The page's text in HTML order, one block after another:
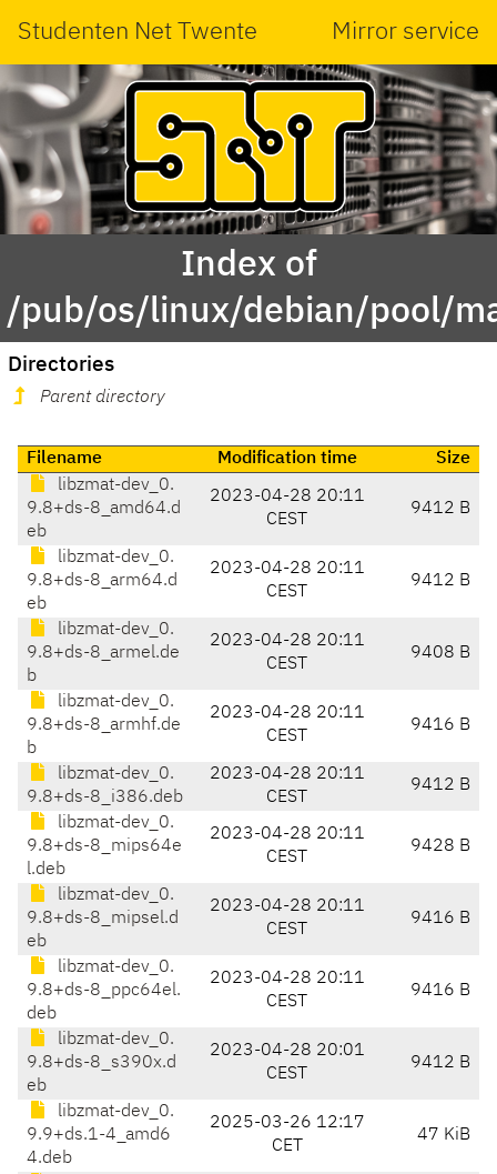
Studenten Net Twente Mirror service
Index of
/pub/os/linux/debian/pool/
Directories
Parent directory
Filename Modification time
Size
libzmat-dev_0.
9.8+ds-8_amd64.d
eb
2023-04-28 20:11
CEST
9412 B
libzmat-dev_0.
9.8+ds-8_arm64.d
eb
2023-04-28 20:11
CEST
9412 B
libzmat-dev_0.
9.8+ds-8_armel.de
b
2023-04-28 20:11
CEST
9408 B
libzmat-dev_0.
9.8+ds-8_armhf.de
b
2023-04-28 20:11
CEST
9416 B
libzmat-dev_0.
9.8+ds-8_i386.deb
2023-04-28 20:11
CEST
9412 B
libzmat-dev_0.
9.8+ds-8_mips64e
l.deb
2023-04-28 20:11
CEST
9428 B
libzmat-dev_0.
9.8+ds-8_mipsel.d
eb
2023-04-28 20:11
CEST
9416 B
libzmat-dev_0.
9.8+ds-8_ppc64el.
deb
2023-04-28 20:11
CEST
9416 B
libzmat-dev_0.
9.8+ds-8_s390x.d
eb
2023-04-28 20:01
CEST
9412 B
libzmat-dev_0.
9.9+ds.1-4_amd6
4.deb
2025-03-26 12:17
CET
47 KiB